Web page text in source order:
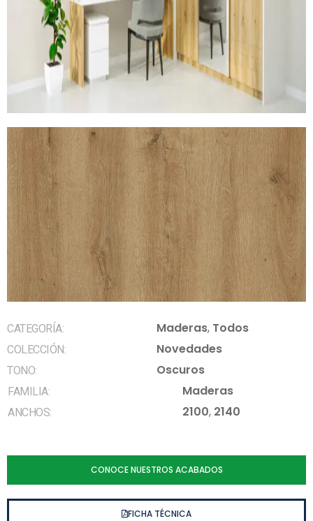
CATEGORÍA: Maderas, Todos
COLECCIÓN: Novedades
TONO: Oscuros
FAMILIA: Maderas
ANCHOS: 2100, 2140
CONOCE NUESTROS ACABADOS
FICHA TÉCNICA